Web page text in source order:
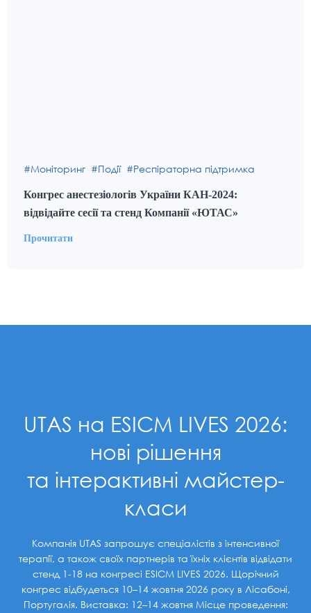
Моніторинг Події Респіраторна підтримка
Конгрес анестезіологів України КАН-2024:
відвідайте сесії та стенд Компанії «ЮТАС»
Прочитати
UTAS на ESICM LIVES 2026:
нові рішення
та інтерактивні майстер-
класи
Компанія UTAS запрошує спеціалістів з інтенсивної
терапії, а також своїх партнерів та їхніх клієнтів відвідати
стенд 1-18 на конгресі ESICM LIVES 2026. Щорічний
конгрес відбудеться 10–14 жовтня 2026 року в Лісабоні,
Португалія. Виставка: 12–14 жовтня Місце проведення: